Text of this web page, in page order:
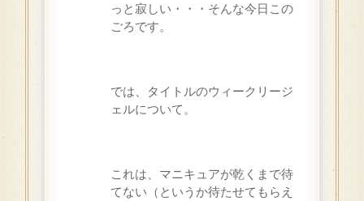
っと寂しい・・・そんな今日この
ごろです。
では、タイトルのウィークリージ
ェルについて。
これは、マニキュアが乾くまで待
てない（というか待たせてもらえ